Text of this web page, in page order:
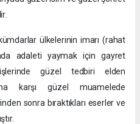
ülkelerinin imarı (rahat
adaleti yaymak için gayret
güzel tedbiri elden
karşı güzel muamelede
sonra bıraktıkları eserler ve